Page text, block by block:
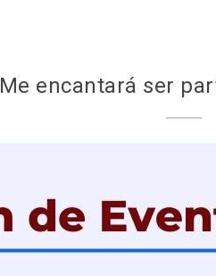
Me encantará ser